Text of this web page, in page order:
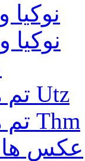
نوكيا
نوكيا
تم هاي مخصوص Utz
تم هاي مخصوص Thm
عكس